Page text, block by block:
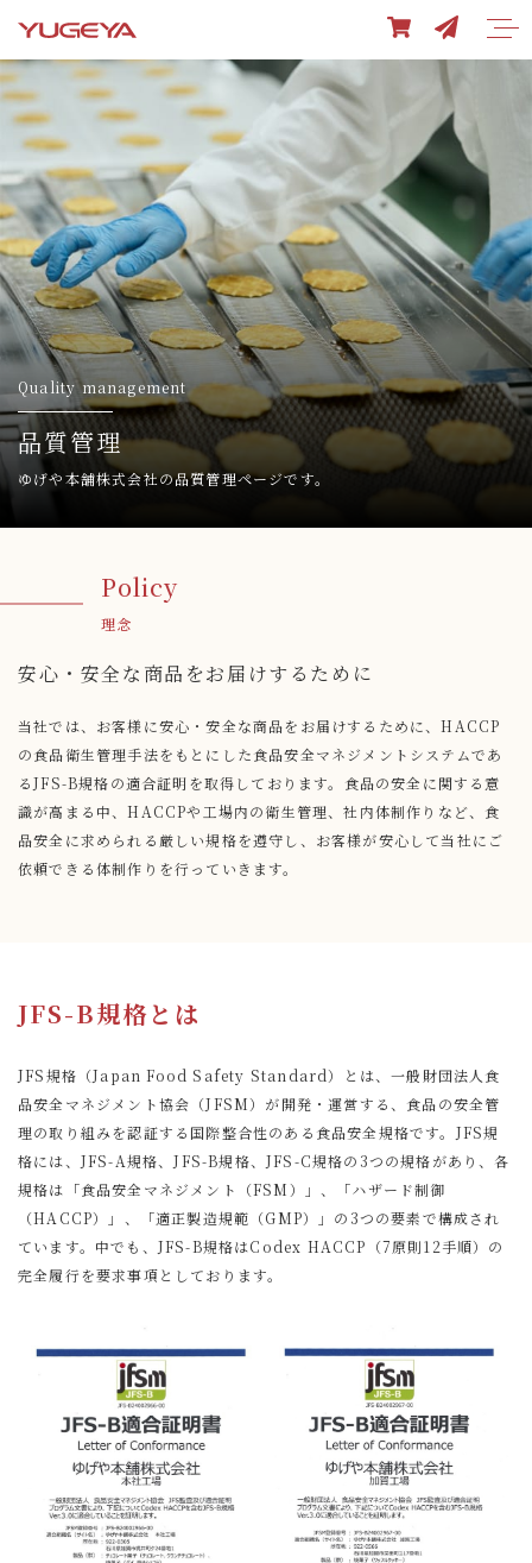
Quality management
品質管理
ゆげや本舗株式会社の品質管理ページです。
Policy
理念
安心・安全な商品をお届けするために
当社では、お客様に安心・安全な商品をお届けするために、HACCP
の食品衛生管理手法をもとにした食品安全マネジメントシステムであ
るJFS-B規格の適合証明を取得しております。食品の安全に関する意
識が高まる中、HACCPや工場内の衛生管理、社内体制作りなど、食
品安全に求められる厳しい規格を遵守し、お客様が安心して当社にご
依頼できる体制作りを行っていきます。
JFS-B規格とは
JFS規格（Japan Food Safety Standard）とは、一般財団法人食
品安全マネジメント協会（JFSM）が開発・運営する、食品の安全管
理の取り組みを認証する国際整合性のある食品安全規格です。JFS規
格には、JFS-A規格、JFS-B規格、JFS-C規格の3つの規格があり、各
規格は「食品安全マネジメント（FSM）」、「ハザード制御
（HACCP）」、「適正製造規範（GMP）」の3つの要素で構成され
ています。中でも、JFS-B規格はCodex HACCP（7原則12手順）の
完全履行を要求事項としております。